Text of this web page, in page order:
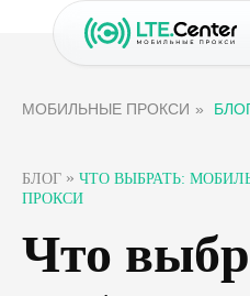
МОБИЛЬНЫЕ ПРОКСИ »
БЛОГ » ЧТО ВЫБРАТЬ:
ПРОКСИ
Что